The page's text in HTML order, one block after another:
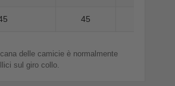
45
delle camicie è normalmente
sul giro collo.